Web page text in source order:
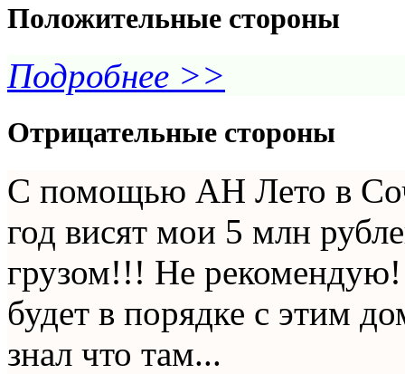
Положительные стороны
Подробнее >>
Отрицательные стороны
С помощью АН Лето в
год висят мои 5 млн
грузом!!! Не
будет в порядке с этим
знал что там...